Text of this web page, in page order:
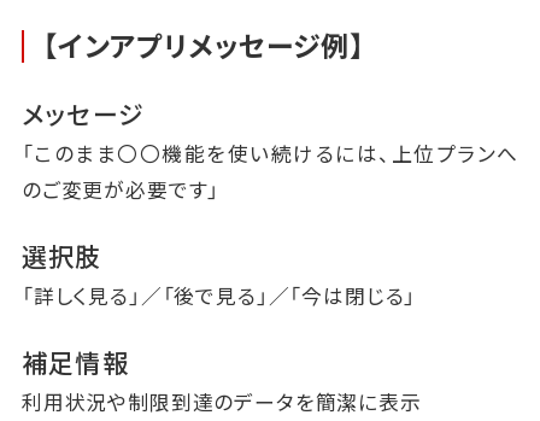
【インアプリメッセージ例】
メッセージ
「このまま〇〇機能を使い続けるには、上位プランへ
のご変更が必要です」
選択肢
「詳しく見る」／「後で見る」／「今は閉じる」
補足情報
利用状況や制限到達のデータを簡潔に表示